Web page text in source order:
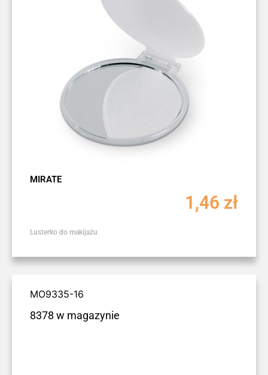
MIRATE
1,46 zł
Lusterko do makijażu
MO9335-16
8378 w magazynie